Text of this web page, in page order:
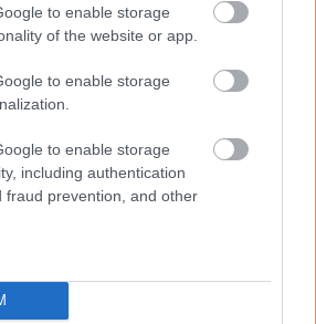
to enable storage
of the website or app.
to enable storage
to enable storage
including authentication
fraud prevention, and other
Nolan δεν θα είναι διαθέσιμη για
Movie: το όνομα... "μετράει"
του απόδειξη της δύναμης των
αυτό για τις μεταφορές από video games